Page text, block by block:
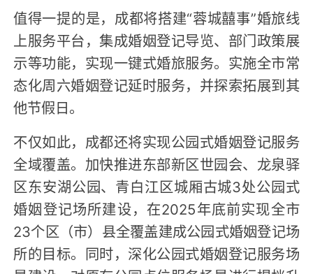
值得一提的是，成都将搭建“蓉城囍事”婚旅线
上服务平台，集成婚姻登记导览、部门政策展
示等功能，实现一键式婚旅服务。实施全市常
态化周六婚姻登记延时服务，并探索拓展到其
他节假日。
不仅如此，成都还将实现公园式婚姻登记服务
全域覆盖。加快推进东部新区世园会、龙泉驿
区东安湖公园、青白江区城厢古城3处公园式
婚姻登记场所建设，在2025年底前实现全市
23个区（市）县全覆盖建成公园式婚姻登记场
所的目标。同时，深化公园式婚姻登记服务场